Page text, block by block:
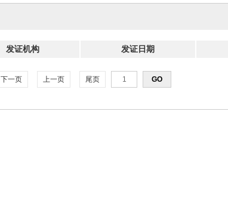
发证机构 发证日期
下一页 上一页 尾页